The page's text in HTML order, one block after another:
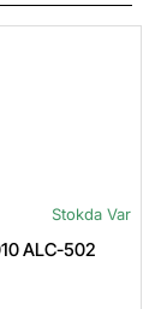
Stokda Var
EMPERO Lavataşlı Izgara - Gazlı - EMP.6LG010 ALC-502